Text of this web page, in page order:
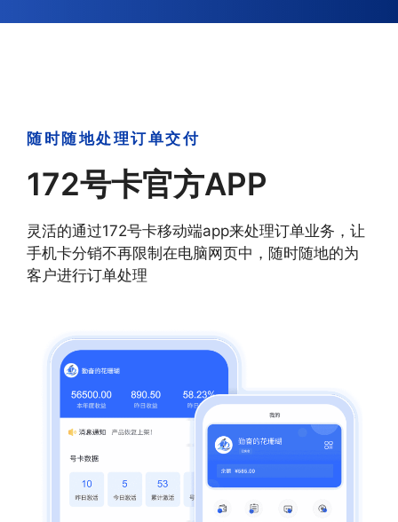
随时随地处理订单交付
172号卡官方APP
灵活的通过172号卡移动端app来处理订单业务，让
手机卡分销不再限制在电脑网页中，随时随地的为
客户进行订单处理